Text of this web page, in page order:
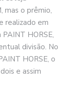
mas o prêmio,
realizado em
HORSE,
divisão. No
HORSE, o
e assim